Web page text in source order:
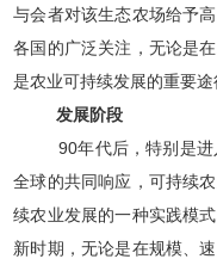
与会者对该生态农场给予
各国的广泛关注，无论是
是农业可持续发展的重要途
发展阶段
90年代后，特别是进入
全球的共同响应，可持续
续农业发展的一种实践模
新时期，无论是在规模、